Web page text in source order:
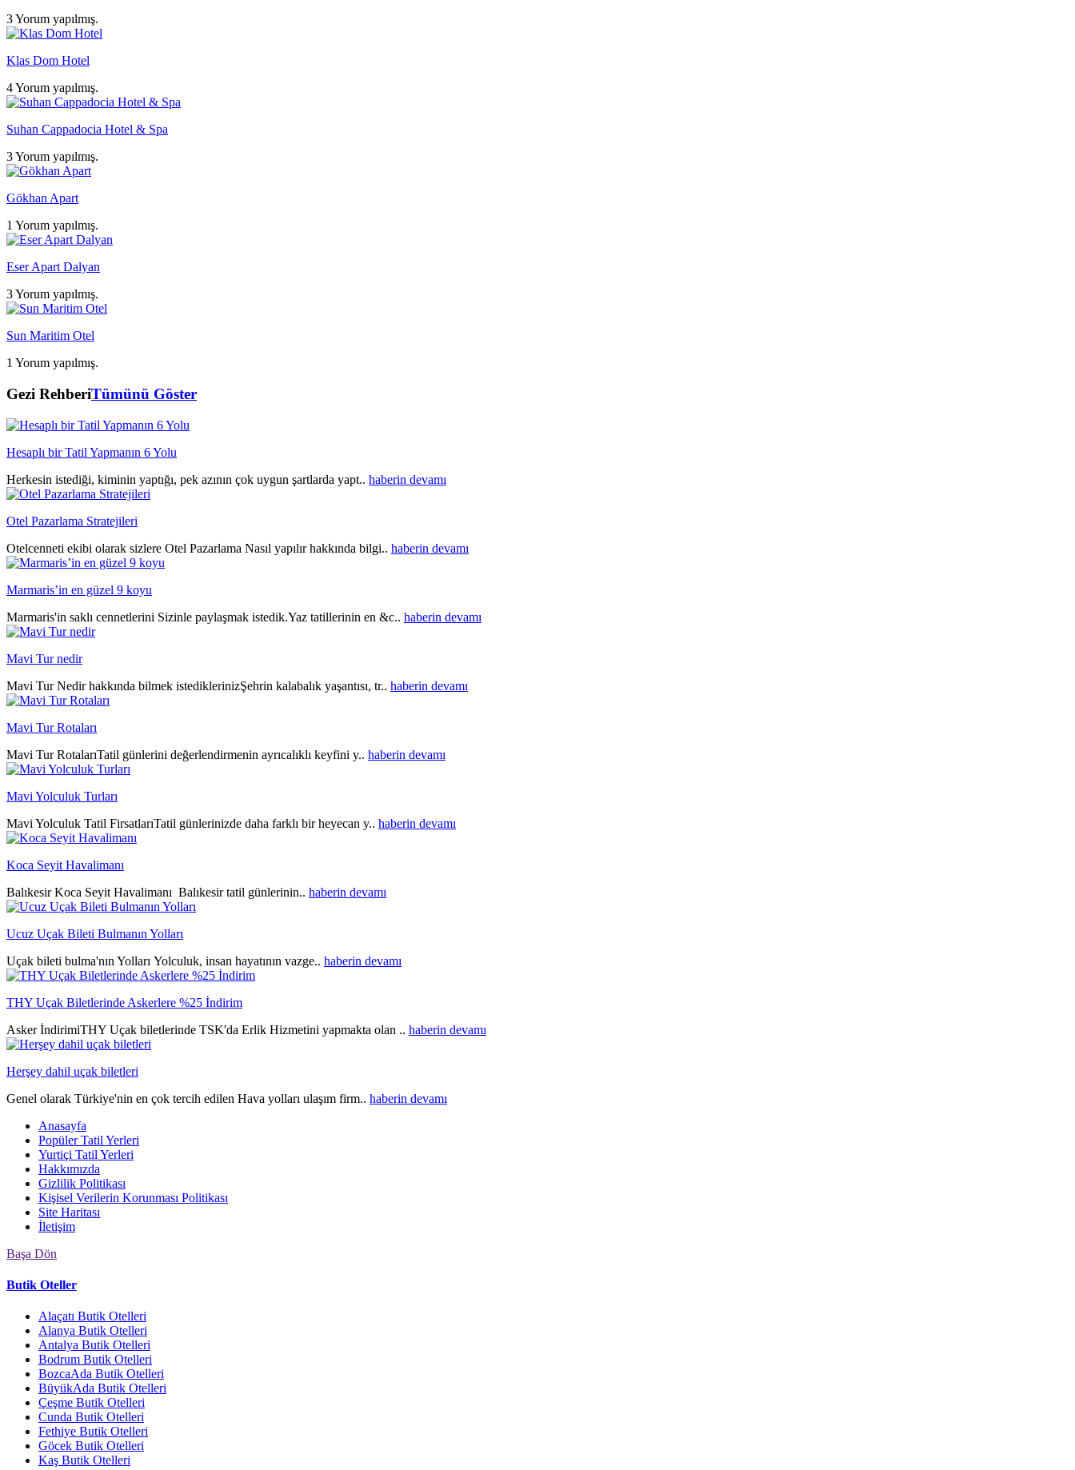
3 Yorum yapılmış.
Klas Dom Hotel
4 Yorum yapılmış.
Suhan Cappadocia Hotel & Spa
3 Yorum yapılmış.
Gökhan Apart
1 Yorum yapılmış.
Eser Apart Dalyan
3 Yorum yapılmış.
Sun Maritim Otel
1 Yorum yapılmış.
Gezi RehberiTümünü Göster
Hesaplı bir Tatil Yapmanın 6 Yolu
Herkesin istediği, kiminin yaptığı, pek azının çok uygun şartlarda yapt.. haberin devamı
Otel Pazarlama Stratejileri
Otelcenneti ekibi olarak sizlere Otel Pazarlama Nasıl yapılır hakkında bilgi.. haberin devamı
Marmaris’in en güzel 9 koyu
Marmaris'in saklı cennetlerini Sizinle paylaşmak istedik.Yaz tatillerinin en &c.. haberin devamı
Mavi Tur nedir
Mavi Tur Nedir hakkında bilmek istediklerinizŞehrin kalabalık yaşantısı, tr.. haberin devamı
Mavi Tur Rotaları
Mavi Tur RotalarıTatil günlerini değerlendirmenin ayrıcalıklı keyfini y.. haberin devamı
Mavi Yolculuk Turları
Mavi Yolculuk Tatil FirsatlarıTatil günlerinizde daha farklı bir heyecan y.. haberin devamı
Koca Seyit Havalimanı
Balıkesir Koca Seyit Havalimanı Balıkesir tatil günlerinin.. haberin devamı
Ucuz Uçak Bileti Bulmanın Yolları
Uçak bileti bulma'nın Yolları Yolculuk, insan hayatının vazge.. haberin devamı
THY Uçak Biletlerinde Askerlere %25 İndirim
Asker İndirimiTHY Uçak biletlerinde TSK'da Erlik Hizmetini yapmakta olan .. haberin devamı
Herşey dahil uçak biletleri
Genel olarak Türkiye'nin en çok tercih edilen Hava yolları ulaşım firm.. haberin devamı
Anasayfa
Popüler Tatil Yerleri
Yurtiçi Tatil Yerleri
Hakkımızda
Gizlilik Politikası
Kişisel Verilerin Korunması Politikası
Site Haritası
İletişim
Başa Dön
Butik Oteller
Alaçatı Butik Otelleri
Alanya Butik Otelleri
Antalya Butik Otelleri
Bodrum Butik Otelleri
BozcaAda Butik Otelleri
BüyükAda Butik Otelleri
Çeşme Butik Otelleri
Cunda Butik Otelleri
Fethiye Butik Otelleri
Göcek Butik Otelleri
Kaş Butik Otelleri